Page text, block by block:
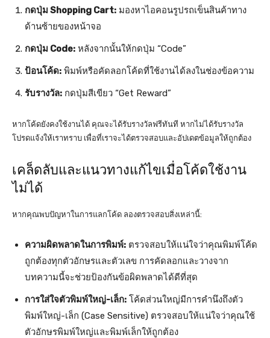
กดปุ่ม Shopping Cart: มองหาไอคอนรูปรถเข็นสินค้าทาง
ด้านซ้ายของหน้าจอ
กดปุ่ม Code: หลังจากนั้นให้กดปุ่ม “Code”
ป้อนโค้ด: พิมพ์หรือคัดลอกโค้ดที่ใช้งานได้ลงในช่องข้อความ
รับรางวัล: กดปุ่มสีเขียว “Get Reward”
หากโค้ดยังคงใช้งานได้ คุณจะได้รับรางวัลฟรีทันที หากไม่ได้รับรางวัล
โปรดแจ้งให้เราทราบ เพื่อที่เราจะได้ตรวจสอบและอัปเดตข้อมูลให้ถูกต้อง
เคล็ดลับและแนวทางแก้ไขเมื่อโค้ดใช้งาน
ไม่ได้
หากคุณพบปัญหาในการแลกโค้ด ลองตรวจสอบสิ่งเหล่านี้:
ความผิดพลาดในการพิมพ์: ตรวจสอบให้แน่ใจว่าคุณพิมพ์โค้ด
ถูกต้องทุกตัวอักษรและตัวเลข การคัดลอกและวางจาก
บทความนี้จะช่วยป้องกันข้อผิดพลาดได้ดีที่สุด
การใส่ใจตัวพิมพ์ใหญ่-เล็ก: โค้ดส่วนใหญ่มีการคำนึงถึงตัว
พิมพ์ใหญ่-เล็ก (Case Sensitive) ตรวจสอบให้แน่ใจว่าคุณใช้
ตัวอักษรพิมพ์ใหญ่และพิมพ์เล็กให้ถูกต้อง